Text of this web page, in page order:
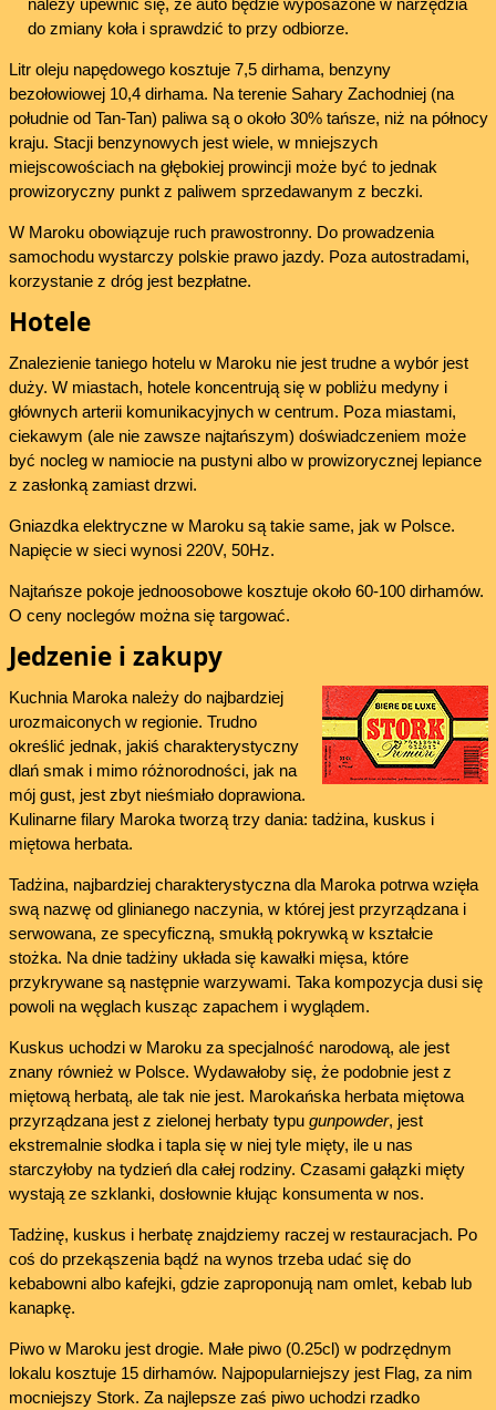
należy upewnić się, że auto będzie wyposażone w narzędzia
do zmiany koła i sprawdzić to przy odbiorze.
Litr oleju napędowego kosztuje 7,5 dirhama, benzyny
bezołowiowej 10,4 dirhama. Na terenie Sahary Zachodniej (na
południe od Tan-Tan) paliwa są o około 30% tańsze, niż na północy
kraju. Stacji benzynowych jest wiele, w mniejszych
miejscowościach na głębokiej prowincji może być to jednak
prowizoryczny punkt z paliwem sprzedawanym z beczki.
W Maroku obowiązuje ruch prawostronny. Do prowadzenia
samochodu wystarczy polskie prawo jazdy. Poza autostradami,
korzystanie z dróg jest bezpłatne.
Hotele
Znalezienie taniego hotelu w Maroku nie jest trudne a wybór jest
duży. W miastach, hotele koncentrują się w pobliżu medyny i
głównych arterii komunikacyjnych w centrum. Poza miastami,
ciekawym (ale nie zawsze najtańszym) doświadczeniem może
być nocleg w namiocie na pustyni albo w prowizorycznej lepiance
z zasłonką zamiast drzwi.
Gniazdka elektryczne w Maroku są takie same, jak w Polsce.
Napięcie w sieci wynosi 220V, 50Hz.
Najtańsze pokoje jednoosobowe kosztuje około 60-100 dirhamów.
O ceny noclegów można się targować.
Jedzenie i zakupy
Kuchnia Maroka należy do najbardziej
urozmaiconych w regionie. Trudno
określić jednak, jakiś charakterystyczny
dlań smak i mimo różnorodności, jak na
mój gust, jest zbyt nieśmiało doprawiona.
Kulinarne filary Maroka tworzą trzy dania: tadżina, kuskus i
miętowa herbata.
Tadżina, najbardziej charakterystyczna dla Maroka potrwa wzięła
swą nazwę od glinianego naczynia, w której jest przyrządzana i
serwowana, ze specyficzną, smukłą pokrywką w kształcie
stożka. Na dnie tadżiny układa się kawałki mięsa, które
przykrywane są następnie warzywami. Taka kompozycja dusi się
powoli na węglach kusząc zapachem i wyglądem.
Kuskus uchodzi w Maroku za specjalność narodową, ale jest
znany również w Polsce. Wydawałoby się, że podobnie jest z
miętową herbatą, ale tak nie jest. Marokańska herbata miętowa
przyrządzana jest z zielonej herbaty typu gunpowder, jest
ekstremalnie słodka i tapla się w niej tyle mięty, ile u nas
starczyłoby na tydzień dla całej rodziny. Czasami gałązki mięty
wystają ze szklanki, dosłownie kłując konsumenta w nos.
Tadżinę, kuskus i herbatę znajdziemy raczej w restauracjach. Po
coś do przekąszenia bądź na wynos trzeba udać się do
kebabowni albo kafejki, gdzie zaproponują nam omlet, kebab lub
kanapkę.
Piwo w Maroku jest drogie. Małe piwo (0.25cl) w podrzędnym
lokalu kosztuje 15 dirhamów. Najpopularniejszy jest Flag, za nim
mocniejszy Stork. Za najlepsze zaś piwo uchodzi rzadko